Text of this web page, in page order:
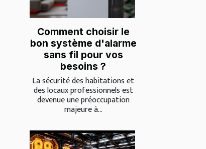
Comment choisir le
bon système d'alarme
sans fil pour vos
besoins ?
La sécurité des habitations et
des locaux professionnels est
devenue une préoccupation
majeure à...